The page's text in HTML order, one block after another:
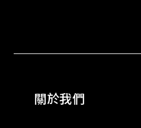
關於我們